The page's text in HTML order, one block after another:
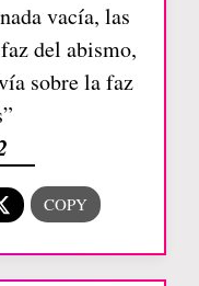
vacía, las
del abismo,
sobre la faz